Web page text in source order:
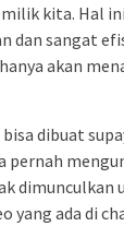
kita. Hal
dan sangat
akan
bisa dibuat
pernah
dimunculkan
yang ada di